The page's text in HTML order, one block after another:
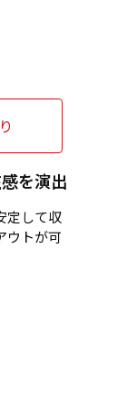
を演出
定して収
ウトが可